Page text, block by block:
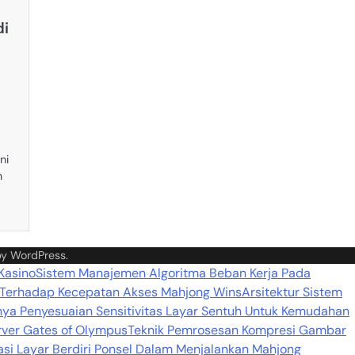
WordPress.
Sistem Manajemen Algoritma Beban Kerja Pada
Kecepatan Akses Mahjong WinsArsitektur Sistem
Penyesuaian Sensitivitas Layar Sentuh Untuk Kemudahan
Gates of OlympusTeknik Pemrosesan Kompresi Gambar
Layar Berdiri Ponsel Dalam Menjalankan Mahjong